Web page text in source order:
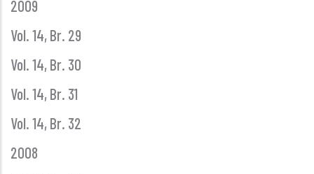
2009
Vol. 14, Br. 29
Vol. 14, Br. 30
Vol. 14, Br. 31
Vol. 14, Br. 32
2008